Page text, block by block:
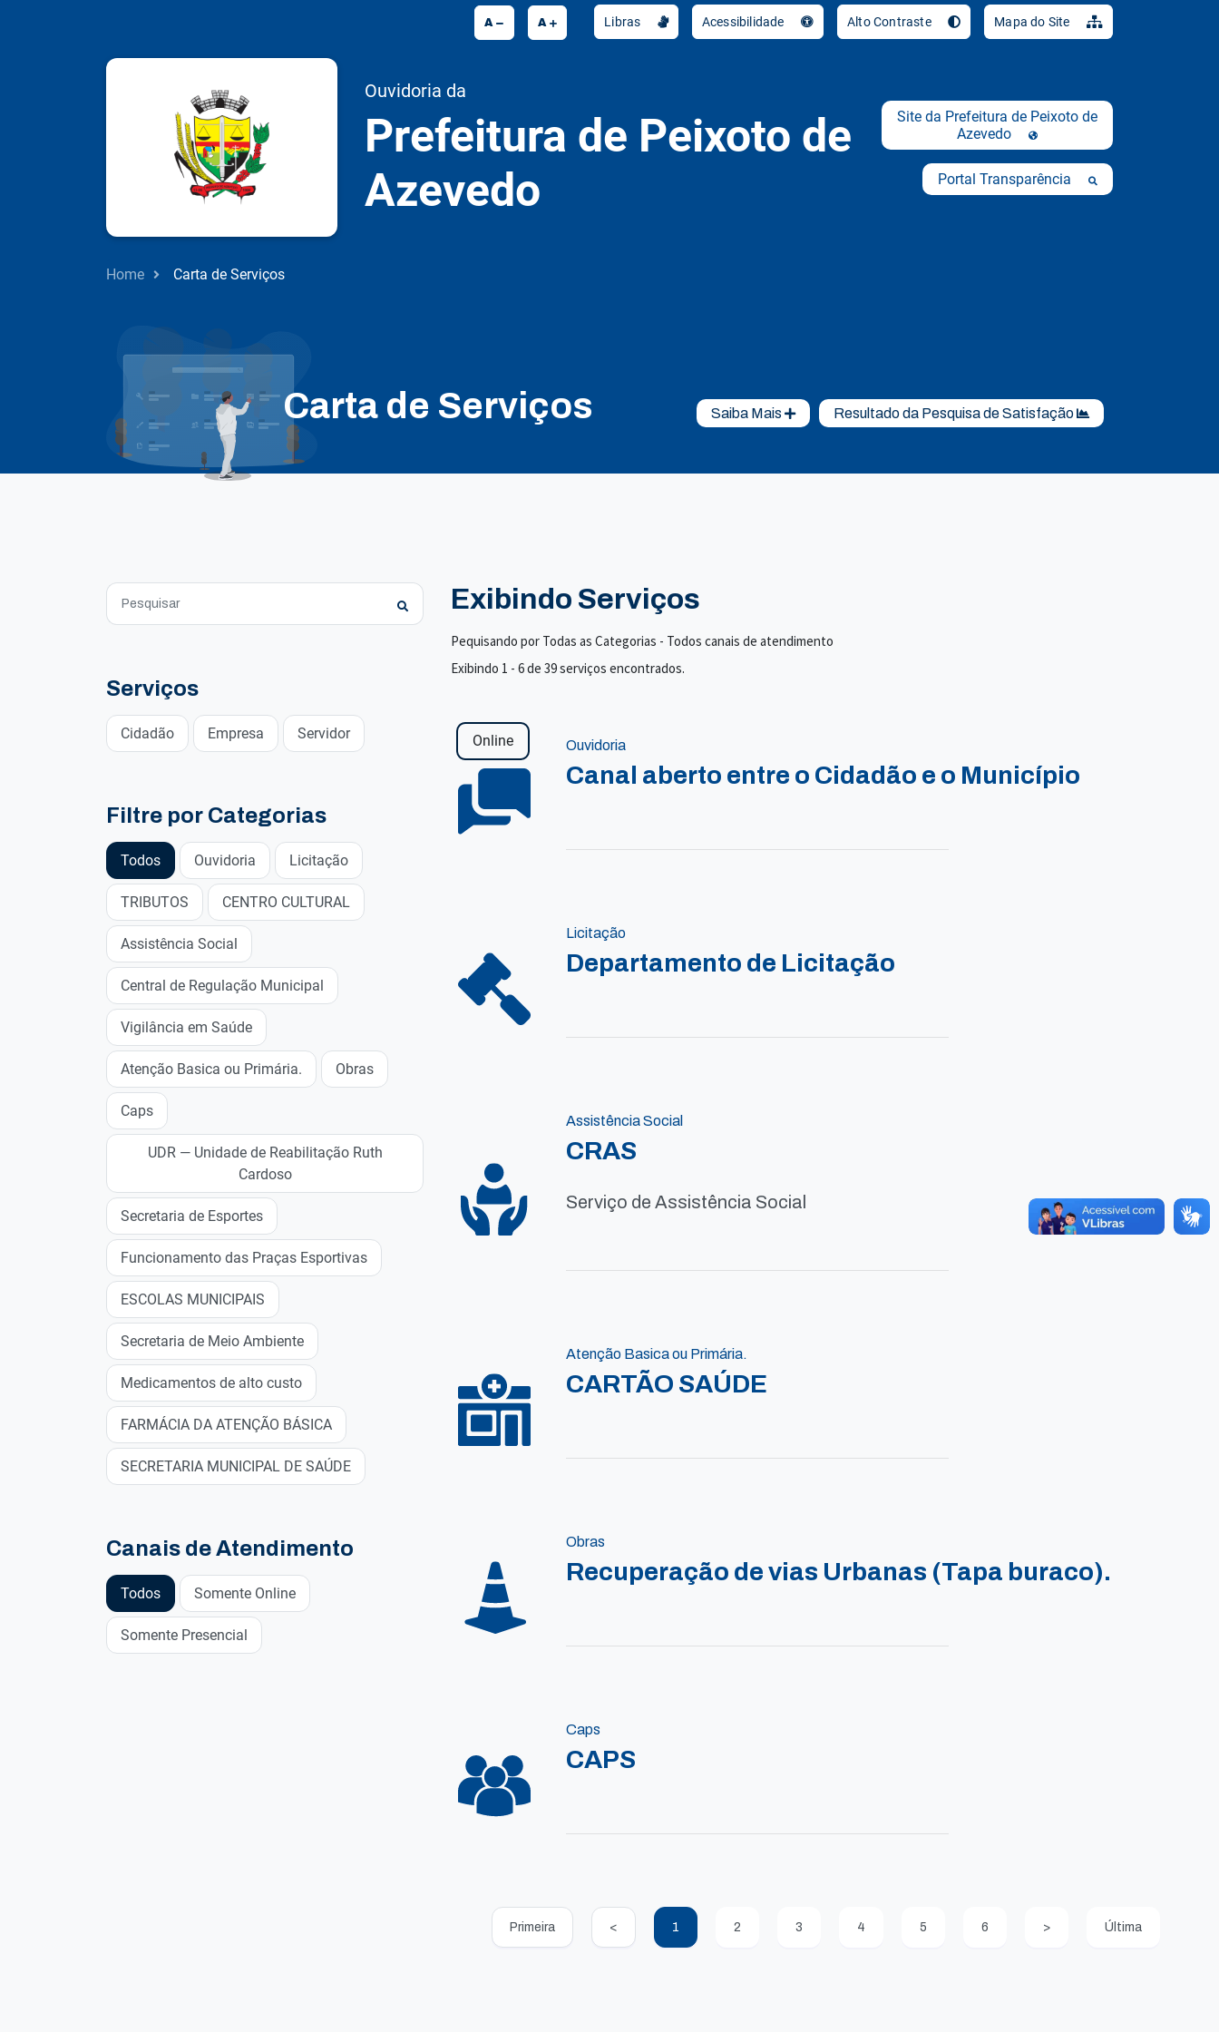
A A Libras Acessibilidade Alto Contraste Mapa do Site
Ouvidoria da
Prefeitura de Peixoto de
Azevedo
Site da Prefeitura de Peixoto de
Azevedo
Portal Transparência
Home Carta de Serviços
Carta de Serviços Saiba Mais Resultado da Pesquisa de Satisfação
Serviços
Cidadão Empresa Servidor
Filtre por Categorias
Todos Ouvidoria Licitação
TRIBUTOS CENTRO CULTURAL
Assistência Social
Central de Regulação Municipal
Vigilância em Saúde
Atenção Basica ou Primária. Obras
Caps
UDR — Unidade de Reabilitação Ruth
Cardoso
Secretaria de Esportes
Funcionamento das Praças Esportivas
ESCOLAS MUNICIPAIS
Secretaria de Meio Ambiente
Medicamentos de alto custo
FARMÁCIA DA ATENÇÃO BÁSICA
SECRETARIA MUNICIPAL DE SAÚDE
Canais de Atendimento
Todos Somente Online
Somente Presencial
Exibindo Serviços
Pequisando por Todas as Categorias - Todos canais de atendimento
Exibindo 1 - 6 de 39 serviços encontrados.
Online Ouvidoria
Canal aberto entre o Cidadão e o Município
Licitação
Departamento de Licitação
Assistência Social
CRAS
Serviço de Assistência Social
Atenção Basica ou Primária.
CARTÃO SAÚDE
Obras
Recuperação de vias Urbanas (Tapa buraco).
Caps
CAPS
Primeira < 1 2 3 4 5 6 > Última